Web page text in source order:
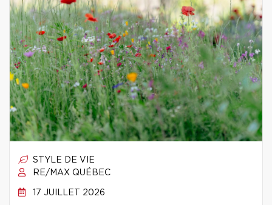
STYLE DE VIE
RE/MAX QUÉBEC
17 JUILLET 2026